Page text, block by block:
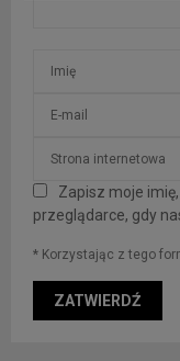
Zapisz moje
przeglądarce, gdy
* Korzystając z tego